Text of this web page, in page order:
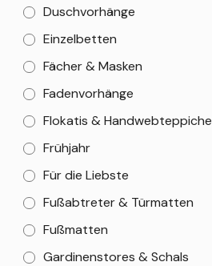
Duschvorhänge
Einzelbetten
Fächer & Masken
Fadenvorhänge
Flokatis & Handwebteppiche
Frühjahr
Für die Liebste
Fußabtreter & Türmatten
Fußmatten
Gardinenstores & Schals